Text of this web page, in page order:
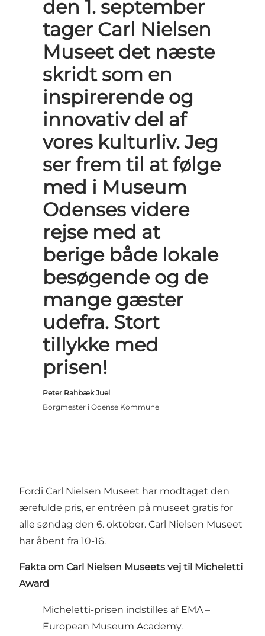
den 1. september
tager Carl Nielsen
Museet det næste
skridt som en
inspirerende og
innovativ del af
vores kulturliv. Jeg
ser frem til at følge
med i Museum
Odenses videre
rejse med at
berige både lokale
besøgende og de
mange gæster
udefra. Stort
tillykke med
prisen!
Peter Rahbæk Juel
Borgmester i Odense Kommune
Fordi Carl Nielsen Museet har modtaget den
ærefulde pris, er entréen på museet gratis for
alle søndag den 6. oktober. Carl Nielsen Museet
har åbent fra 10-16.
Fakta om Carl Nielsen Museets vej til Micheletti
Award
Micheletti-prisen indstilles af EMA –
European Museum Academy.